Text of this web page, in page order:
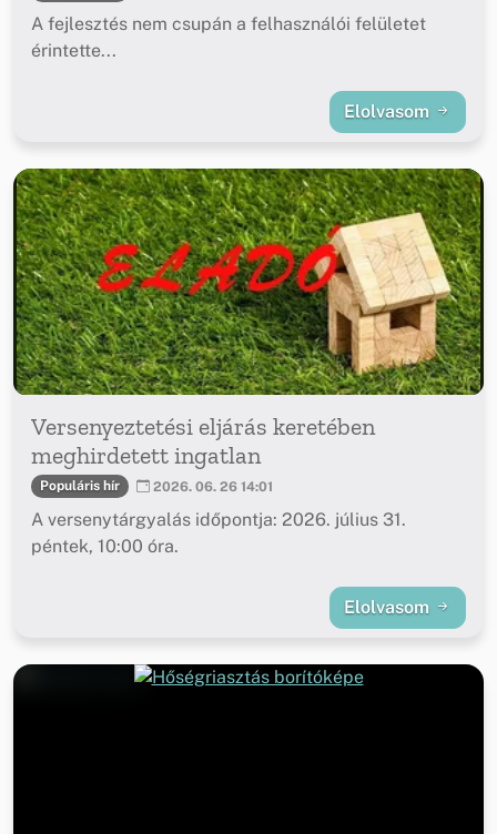
A fejlesztés nem csupán a felhasználói felületet
érintette...
Elolvasom
Versenyeztetési eljárás keretében
meghirdetett ingatlan
Populáris hír 2026. 06. 26 14:01
A versenytárgyalás időpontja: 2026. július 31.
péntek, 10:00 óra.
Elolvasom